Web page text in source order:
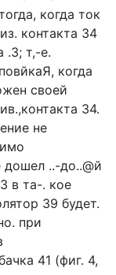
когда ток
контакта 34
.3; т,-е.
когда
своей
34.
не
..-до..@й
в та-. кое
39 будет.
при
41 (фиг. 4,